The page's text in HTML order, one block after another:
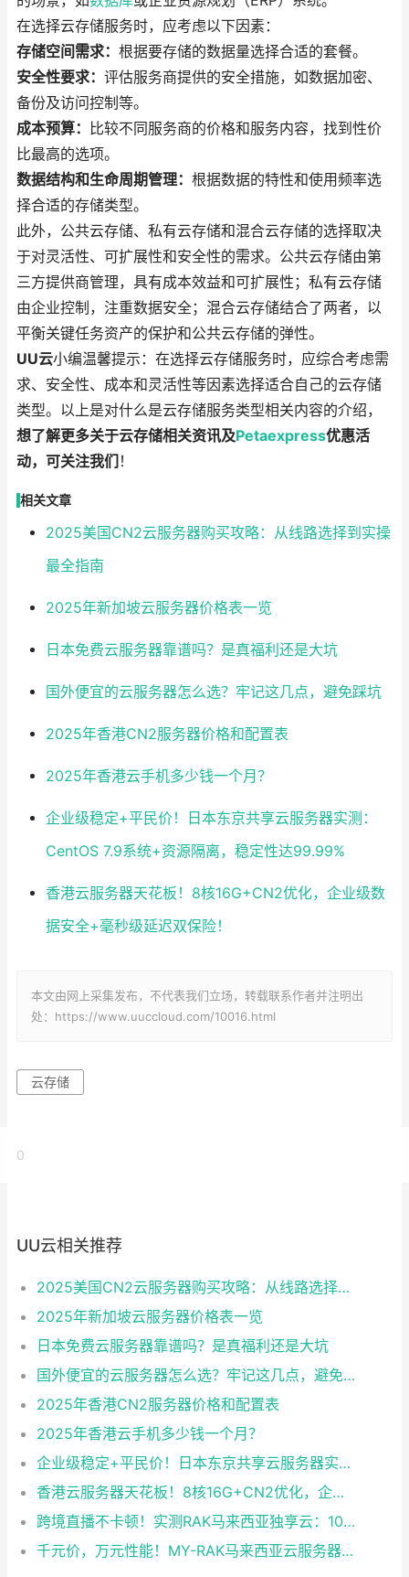
在选择云存储服务时，应考虑以下因素：
存储空间需求： 根据要存储的数据量选择合适的套餐。
安全性要求： 评估服务商提供的安全措施，如数据加密、
备份及访问控制等。
成本预算：
比较不同服务商的价格和服务内容，找到性价
比最高的选项。
数据结构和生命周期管理： 根据数据的特性和使用频率选
择合适的存储类型。
此外，公共云存储、私有云存储和混合云存储的选择取决
于对灵活性、可扩展性和安全性的需求。公共云存储由第
三方提供商管理，具有成本效益和可扩展性；私有云存储
由企业控制，注重数据安全；混合云存储结合了两者，以
平衡关键任务资产的保护和公共云存储的弹性。
UU云小编温馨提示：在选择云存储服务时，应综合考虑需
求、安全性、成本和灵活性等因素选择适合自己的云存储
类型。以上是对什么是云存储服务类型相关内容的介绍，
想了解更多关于云存储相关资讯及Petaexpress优惠活
动，可关注我们 ！
相关文章
2025美国CN2云服务器购买攻略：从线路选择到实操
最全指南
2025年新加坡云服务器价格表一览
日本免费云服务器靠谱吗？是真福利还是大坑
国外便宜的云服务器怎么选？牢记这几点，避免踩坑
2025年香港CN2服务器价格和配置表
2025年香港云手机多少钱一个月？
企业级稳定+平民价！日本东京共享云服务器实测：
CentOS 7.9系统+资源隔离，稳定性达99.99%
香港云服务器天花板！8核16G+CN2优化，企业级数
据安全+毫秒级延迟双保险！
本文由网上采集发布，不代表我们立场，转载联系作者并注明出
处：https://www.uuccloud.com/10016.html
云存储
0
UU云相关推荐
2025美国CN2云服务器购买攻略：从线路选择到实操最全指南
2025年新加坡云服务器价格表一览
日本免费云服务器靠谱吗？是真福利还是大坑
国外便宜的云服务器怎么选？牢记这几点，避免踩坑
2025年香港CN2服务器价格和配置表
2025年香港云手机多少钱一个月？
企业级稳定+平民价！日本东京共享云服务器实测：CentOS 7.9系统+资源隔离，稳定性达99.99%
香港云服务器天花板！8核16G+CN2优化，企业级数据安全+毫秒级延迟双保险！
跨境直播不卡顿！实测RAK马来西亚独享云：1080P推流稳定，首月6折优惠中
千元价，万元性能！MY-RAK马来西亚云服务器：首月5折+免费SEO工具，中小企业出海“降本神器”